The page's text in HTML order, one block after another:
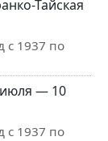
Тайская
с 1937 по
июля — 10
с 1937 по